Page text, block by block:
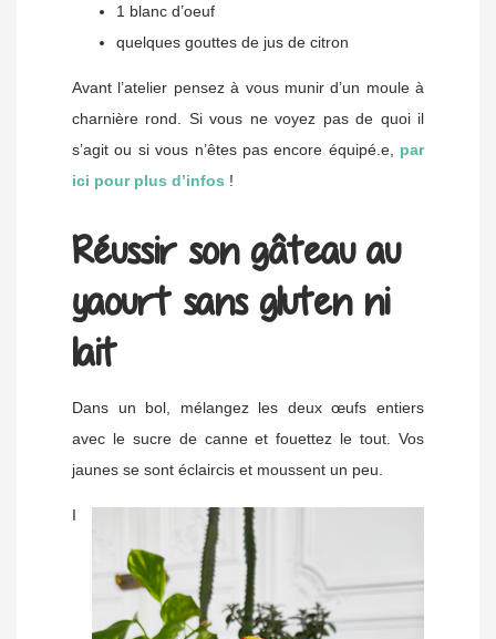
1 blanc d’oeuf
quelques gouttes de jus de citron
Avant l’atelier pensez à vous munir d’un moule à
charnière rond. Si vous ne voyez pas de quoi il
s’agit ou si vous n’êtes pas encore équipé.e, par
ici pour plus d’infos !
Réussir son gâteau au
yaourt sans gluten ni
lait
Dans un bol, mélangez les deux œufs entiers
avec le sucre de canne et fouettez le tout. Vos
jaunes se sont éclaircis et moussent un peu.
I